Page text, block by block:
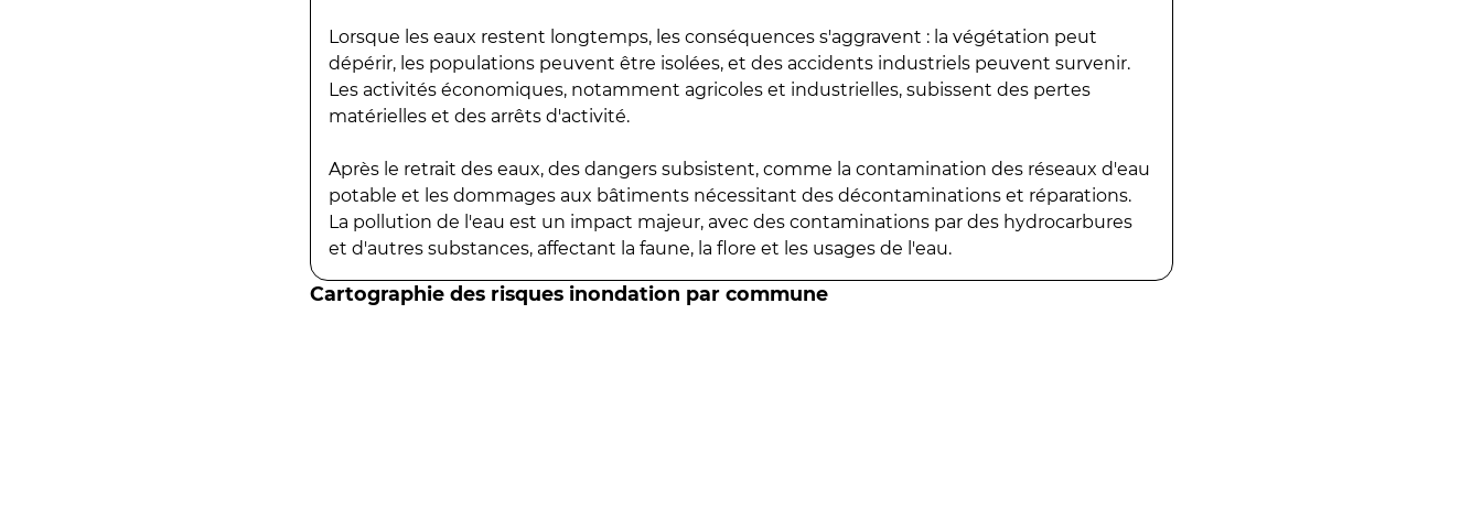
Lorsque les eaux restent longtemps, les conséquences s'aggravent : la végétation peut
dépérir, les populations peuvent être isolées, et des accidents industriels peuvent survenir.
Les activités économiques, notamment agricoles et industrielles, subissent des pertes
matérielles et des arrêts d'activité.
Après le retrait des eaux, des dangers subsistent, comme la contamination des réseaux d'eau
potable et les dommages aux bâtiments nécessitant des décontaminations et réparations.
La pollution de l'eau est un impact majeur, avec des contaminations par des hydrocarbures
et d'autres substances, affectant la faune, la flore et les usages de l'eau.
Cartographie des risques inondation par commune